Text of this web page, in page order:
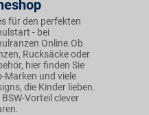
für den perfekten
- bei
Online.Ob
Rucksäcke oder
hier finden Sie
Marken und viele
die Kinder lieben.
Vorteil clever